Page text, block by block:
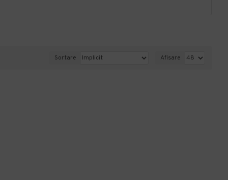
Sortare Afisare